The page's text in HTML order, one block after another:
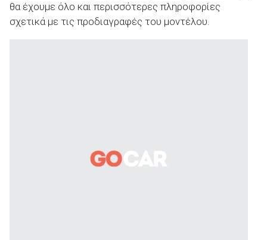
θα έχουμε όλο και περισσότερες πληροφορίες
σχετικά με τις προδιαγραφές του μοντέλου.